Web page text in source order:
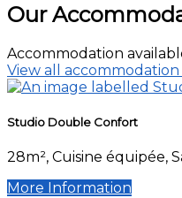
Our
Accommodation
View all accommodation
Studio Double Confort
28m², Cuisine équipée,
More Information